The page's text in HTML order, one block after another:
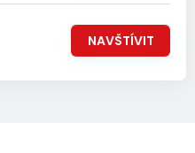
NAVŠTÍVIT